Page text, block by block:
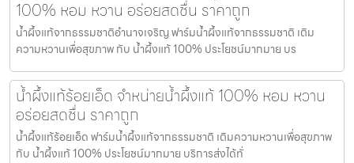
100% หอม หวาน อร่อยสดชื่น ราคาถูก
น้ำผึ้งแท้จากธรรมชาติอำนาจเจริญ ฟาร์มน้ำผึ้งแท้จากธรรมชาติ เติม
ความหวานเพื่อสุขภาพ กับ น้ำผึ้งแท้ 100% ประโยชน์มากมาย บร
น้ำผึ้งแท้ร้อยเอ็ด จำหน่ายน้ำผึ้งแท้ 100% หอม หวาน
อร่อยสดชื่น ราคาถูก
น้ำผึ้งแท้ร้อยเอ็ด ฟาร์มน้ำผึ้งแท้จากธรรมชาติ เติมความหวานเพื่อสุขภาพ
กับ น้ำผึ้งแท้ 100% ประโยชน์มากมาย บริการส่งได้ทั่